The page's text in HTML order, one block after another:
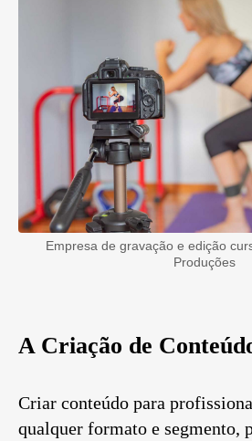
Empresa de gravação e edição
Produções
A Criação de
Criar conteúdo para
qualquer formato e segmento,